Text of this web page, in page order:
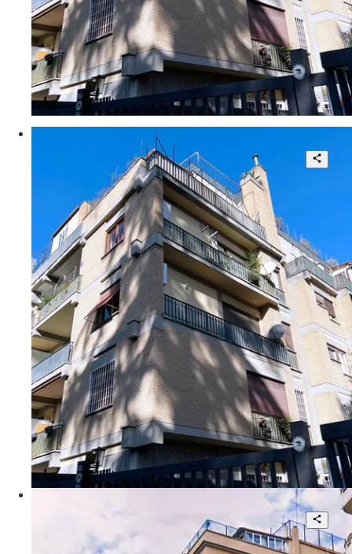
105 mq
€ 585.000Via Luigi Bodio
Elegante e Luminoso Appartamento
2
105 mq
€ 585.000Via Luigi Bodio